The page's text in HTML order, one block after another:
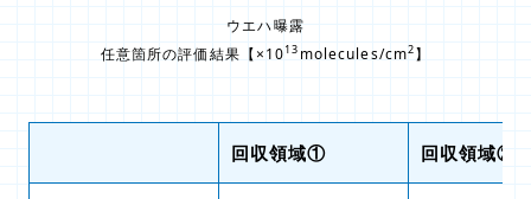
ウエハ曝露
任意箇所の評価結果【×1013 molecules/cm2】
回収領域① 回収領域②